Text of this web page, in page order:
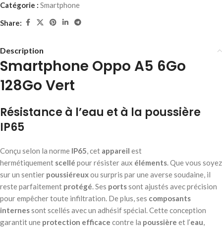
Catégorie : Smartphone
Share:
Description
Smartphone Oppo A5 6Go
128Go Vert
Résistance à l’eau et à la poussière
IP65
Conçu selon la norme IP65, cet appareil est
hermétiquement scellé pour résister aux éléments. Que vous soyez
sur un sentier poussiéreuxou surpris par une averse soudaine, il
reste parfaitement protégé. Ses portssont ajustés avec précision
pour empêcher toute infiltration. De plus, ses composants
internessont scellés avec un adhésif spécial. Cette conception
garantit une protection efficace contre la poussière et l’eau,